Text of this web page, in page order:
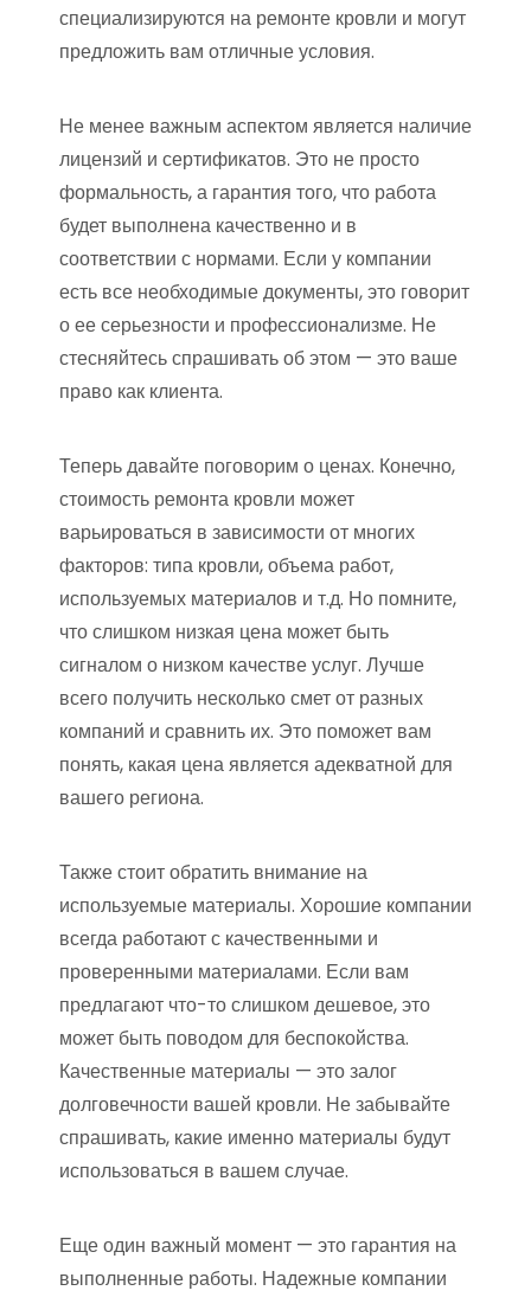
специализируются на ремонте кровли и могут
предложить вам отличные условия.
Не менее важным аспектом является наличие
лицензий и сертификатов. Это не просто
формальность, а гарантия того, что работа
будет выполнена качественно и в
соответствии с нормами. Если у компании
есть все необходимые документы, это говорит
о ее серьезности и профессионализме. Не
стесняйтесь спрашивать об этом — это ваше
право как клиента.
Теперь давайте поговорим о ценах. Конечно,
стоимость ремонта кровли может
варьироваться в зависимости от многих
факторов: типа кровли, объема работ,
используемых материалов и т.д. Но помните,
что слишком низкая цена может быть
сигналом о низком качестве услуг. Лучше
всего получить несколько смет от разных
компаний и сравнить их. Это поможет вам
понять, какая цена является адекватной для
вашего региона.
Также стоит обратить внимание на
используемые материалы. Хорошие компании
всегда работают с качественными и
проверенными материалами. Если вам
предлагают что-то слишком дешевое, это
может быть поводом для беспокойства.
Качественные материалы — это залог
долговечности вашей кровли. Не забывайте
спрашивать, какие именно материалы будут
использоваться в вашем случае.
Еще один важный момент — это гарантия на
выполненные работы. Надежные компании